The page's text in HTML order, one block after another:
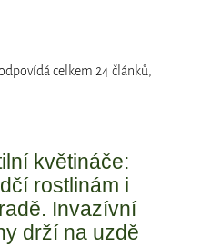
celkem 24 článků,
květináče:
rostlinám i
Invazívní
drží na uzdě